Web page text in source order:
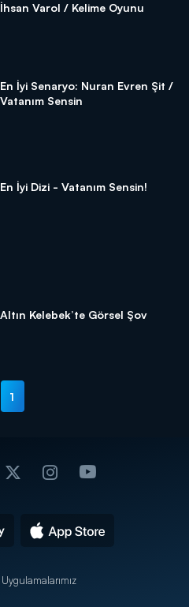
İhsan Varol / Kelime Oyunu
En İyi Senaryo: Nuran Evren Şit /
Vatanım Sensin
En İyi Dizi - Vatanım Sensin!
Altın Kelebek’te Görsel Şov
1